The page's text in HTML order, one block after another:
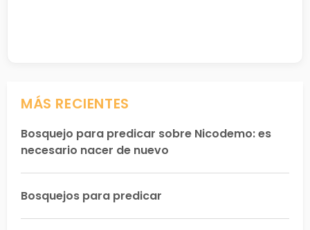
MÁS RECIENTES
Bosquejo para predicar sobre Nicodemo: es
necesario nacer de nuevo
Bosquejos para predicar